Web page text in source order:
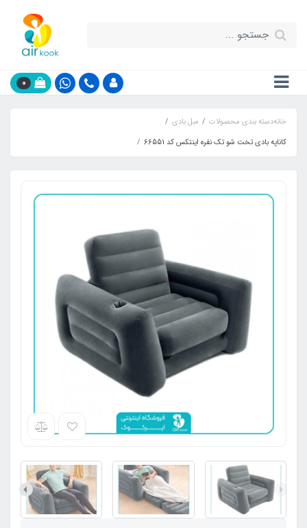
0
خانهدسته بندی محصولات
مبل بادی
کاناپه بادی تخت شو تک نفره اینتکس کد 66551